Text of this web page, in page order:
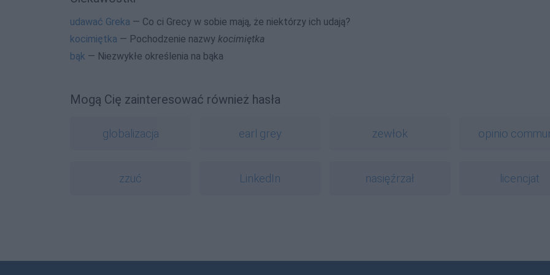
udawać Greka — Co ci Grecy w sobie mają, że niektórzy ich udają?
kocimiętka — Pochodzenie nazwy kocimiętka
bąk — Niezwykłe określenia na bąka
Mogą Cię zainteresować również hasła
globalizacja earl grey zewłok opinio
zzuć LinkedIn nasięźrzał licencjat